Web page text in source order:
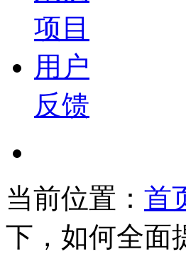
项目
用户
反馈
当前位置： 首
下，如何全面